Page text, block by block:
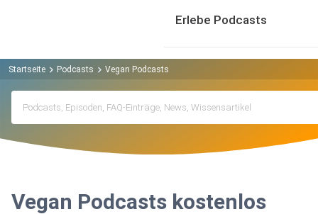
Erlebe Podcasts
Startseite Podcasts Vegan Podcasts
Vegan Podcasts kostenlos